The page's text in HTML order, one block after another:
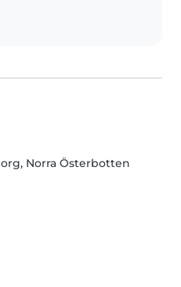
Norra Österbotten